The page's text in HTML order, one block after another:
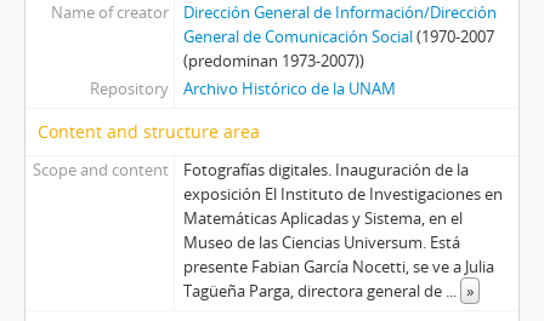
Name of creator
Dirección General de Información/Dirección
General de Comunicación Social(1970-2007
(predominan 1973-2007))
Repository
Archivo Histórico de la UNAM
Content and structure area
Scope and content
Fotografías digitales. Inauguración de la
exposición El Instituto de Investigaciones en
Matemáticas Aplicadas y Sistema, en el
Museo de las Ciencias Universum. Está
presente Fabian García Nocetti, se ve a Julia
Tagüeña Parga, directora general de ... »